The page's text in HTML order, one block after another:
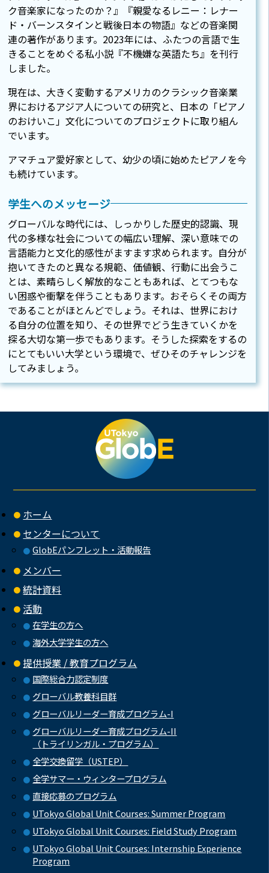
ク音楽家になったのか？』『親愛なるレニー：レナー
ド・バーンスタインと戦後日本の物語』などの音楽関
連の著作があります。2023年には、ふたつの言語で生
きることをめぐる私小説『不機嫌な英語たち』を刊行
しました。
現在は、大きく変動するアメリカのクラシック音楽業
界におけるアジア人についての研究と、日本の「ピアノ
のおけいこ」文化についてのプロジェクトに取り組ん
でいます。
アマチュア愛好家として、幼少の頃に始めたピアノを今
も続けています。
学生へのメッセージ
グローバルな時代には、しっかりした歴史的認識、現
代の多様な社会についての幅広い理解、深い意味での
言語能力と文化的感性がますます求められます。自分が
抱いてきたのと異なる規範、価値観、行動に出会うこ
とは、素晴らしく解放的なこともあれば、とてつもな
い困惑や衝撃を伴うこともあります。おそらくその両方
であることがほとんどでしょう。それは、世界におけ
る自分の位置を知り、その世界でどう生きていくかを
探る大切な第一歩でもあります。そうした探索をするの
にとてもいい大学という環境で、ぜひそのチャレンジを
してみましょう。
ホーム
センターについて
GlobEパンフレット・活動報告
メンバー
統計資料
活動
在学生の方へ
海外大学学生の方へ
提供授業 / 教育プログラム
国際総合力認定制度
グローバル教養科目群
グローバルリーダー育成プログラム-I
グローバルリーダー育成プログラム-II
（トライリンガル・プログラム）
全学交換留学（USTEP）
全学サマー・ウィンタープログラム
直接応募のプログラム
UTokyo Global Unit Courses: Summer Program
UTokyo Global Unit Courses: Field Study Program
UTokyo Global Unit Courses: Internship Experience
Program